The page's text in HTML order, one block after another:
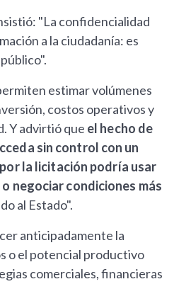
"La confidencialidad
a la ciudadanía: es
estimar volúmenes
costos operativos y
Y advirtió que el hecho de
sin control con un
la licitación podría usar
negociar condiciones más
al Estado".
anticipadamente la
o el potencial productivo
comerciales, financieras